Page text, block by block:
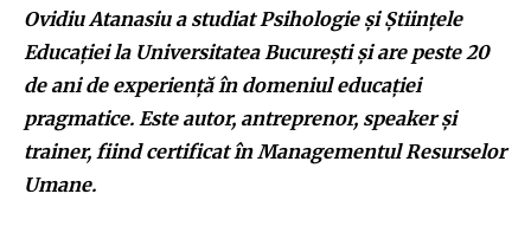
Ovidiu Atanasiu a studiat Psihologie și Științele
Educației la Universitatea București și are peste 20
de ani de experiență în domeniul educației
pragmatice. Este autor, antreprenor, speaker și
trainer, fiind certificat în Managementul Resurselor
Umane.